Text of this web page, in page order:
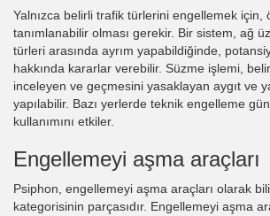
Yalnızca belirli trafik türlerini engellemek için,
tanımlanabilir olması gerekir. Bir sistem, ağ
türleri arasında ayrım yapabildiğinde,
hakkında kararlar verebilir. Süzme işlemi,
inceleyen ve geçmesini yasaklayan aygıt ve
yapılabilir. Bazı yerlerde teknik engelleme
kullanımını etkiler.
Engellemeyi aşma araçları
Psiphon, engellemeyi aşma araçları olarak
kategorisinin parçasıdır. Engellemeyi aşma